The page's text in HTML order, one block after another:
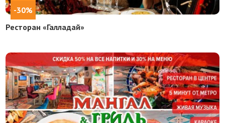
-30%
Ресторан «Галладай»